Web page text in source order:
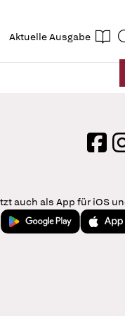
Aktuelle Ausgabe
login
auch als App für iOS
Jetzt bei Google Play
Laden